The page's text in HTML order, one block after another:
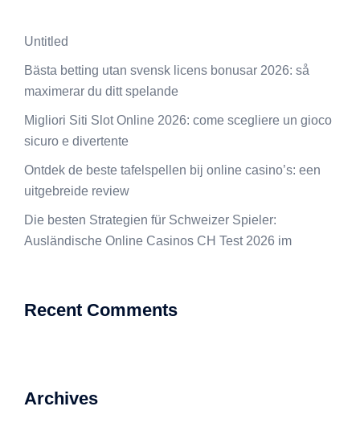
Untitled
Bästa betting utan svensk licens bonusar 2026: så
maximerar du ditt spelande
Migliori Siti Slot Online 2026: come scegliere un gioco
sicuro e divertente
Ontdek de beste tafelspellen bij online casino’s: een
uitgebreide review
Die besten Strategien für Schweizer Spieler:
Ausländische Online Casinos CH Test 2026 im
Recent Comments
Archives